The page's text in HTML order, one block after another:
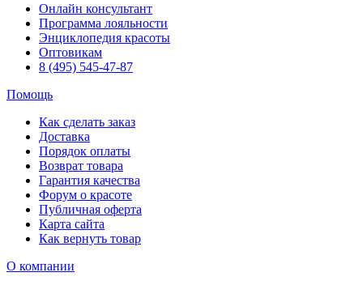
Онлайн консультант
Программа лояльности
Энциклопедия красоты
Оптовикам
8 (495) 545-47-87
Помощь
Как сделать заказ
Доставка
Порядок оплаты
Возврат товара
Гарантия качества
Форум о красоте
Публичная оферта
Карта сайта
Как вернуть товар
О компании